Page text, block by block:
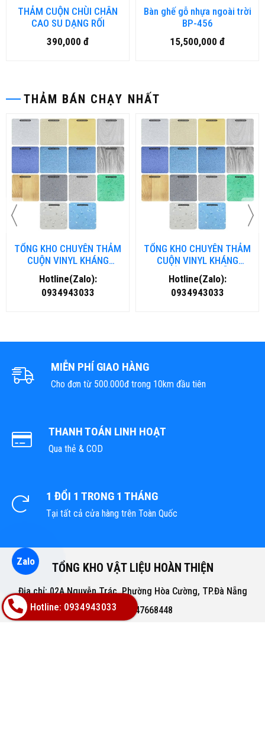
THẢM CUỘN CHÙI CHÂN
CAO SU DẠNG RỐI
390,000 đ
Bàn ghế gỗ nhựa ngoài trời
BP-456
15,500,000 đ
THẢM BÁN CHẠY NHẤT
TỔNG KHO CHUYÊN THẢM
CUỘN VINYL KHÁNG
KHUẨN TẠI NHA TRANG
Hotline(Zalo):
0934943033
TỔNG KHO CHUYÊN THẢM
CUỘN VINYL KHÁNG
KHUẨN TẠI ĐÀ NẴNG
Hotline(Zalo):
0934943033
MIỄN PHÍ GIAO HÀNG
Cho đơn từ 500.000đ trong 10km đầu tiên
THANH TOÁN LINH HOẠT
Qua thẻ & COD
1 ĐỔI 1 TRONG 1 THÁNG
Tại tất cả cửa hàng trên Toàn Quốc
TỔNG KHO VẬT LIỆU HOÀN THIỆN
Địa chỉ: 02A Nguyễn Trác, Phường Hòa Cường, TP.Đà Nẵng
Hotline: 0947668448
Hotline: 0934943033
Zalo